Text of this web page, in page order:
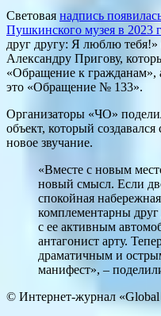
Световая надпись
Пушкинского музея в 2023
друг другу: Я люблю
Александру Пригову,
«Обращение к гражданам»,
это «Обращение № 133».
Организаторы «ЧО»
объект, который
новое звучание.
«Вместе с новым
новый смысл. Если
спокойная
комплементарны
с ее активным
антагонист арту.
драматичным и
манифест», –
© Интернет-журнал